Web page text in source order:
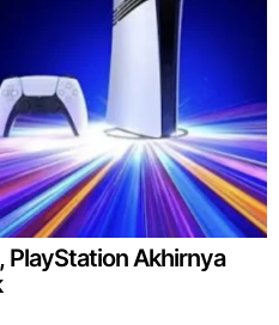
PlayStation Akhirnya